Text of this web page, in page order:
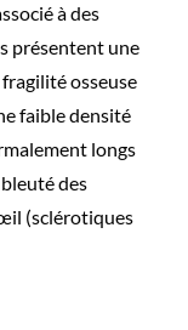
à des
présentent une
osseuse
faible densité
longs
des
(sclérotiques